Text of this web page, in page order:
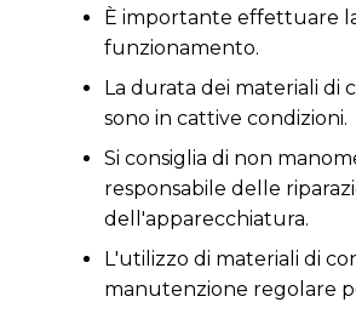
È importante effettuare
funzionamento.
La durata dei materiali di
sono in cattive condizioni.
Si consiglia di non
responsabile delle
dell'apparecchiatura.
L'utilizzo di materiali di
manutenzione regolare